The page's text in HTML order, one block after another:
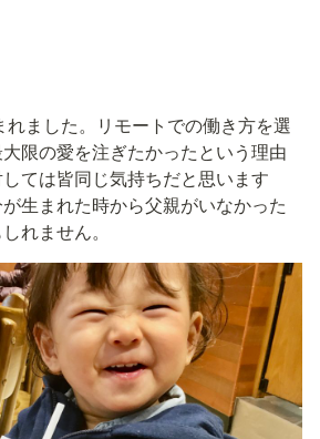
ました。リモートでの働き方を選
限の愛を注ぎたかったという理由
ては皆同じ気持ちだと思います
生まれた時から父親がいなかった
れません。